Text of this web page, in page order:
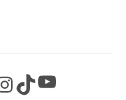
TikTok YouTube